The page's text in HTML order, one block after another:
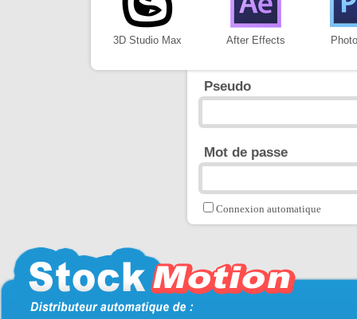
3D Studio Max After Effects
Pseudo
Mot de passe
Connexion automatique